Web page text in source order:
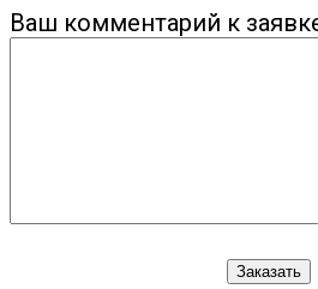
Ваш комментарий к